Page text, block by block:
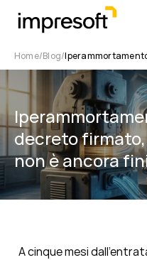
Home Blog
decreto
non è ancora
A cinque mesi